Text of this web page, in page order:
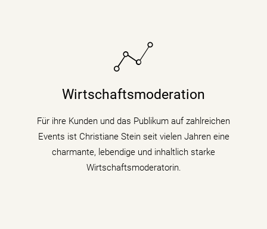
Wirtschaftsmoderation
Für ihre Kunden und das Publikum auf zahlreichen
Events ist Christiane Stein seit vielen Jahren eine
charmante, lebendige und inhaltlich starke
Wirtschaftsmoderatorin.
Sie bringt fundiertes Hintergrundwissen (Digitalisierung
politische Zusammenhänge auf Podiumsdiskussionen
mehr erfahren